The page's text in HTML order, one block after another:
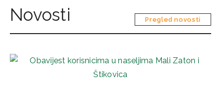
Novosti Pregled novosti